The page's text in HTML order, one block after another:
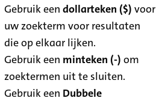
Gebruik eendollarteken ($) voor
uw zoekterm voor resultaten
die op elkaar lijken.
Gebruik een minteken (-) om
zoektermen uit te sluiten.
Gebruik een Dubbele